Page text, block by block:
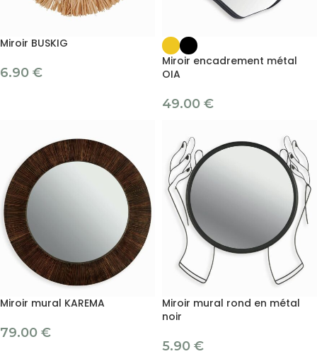
Miroir BUSKIG
6.90 €
Miroir encadrement métal
OIA
49.00 €
Miroir mural KAREMA
79.00 €
Miroir mural rond en métal
noir
5.90 €